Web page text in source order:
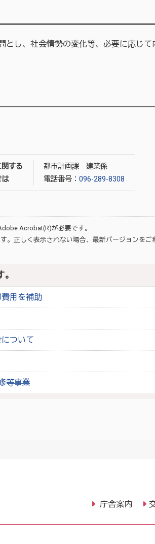
し、社会情勢の変化等、必要に応じて
する
都市計画課 建築係
電話番号： 096-289-8308
Acrobat(R)が必要です。
。正しく表示されない場合、最新バージョンをご
用を補助
ついて
等事業
庁舎案内